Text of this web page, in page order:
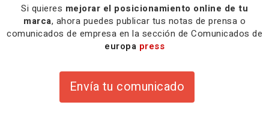
Si quieres mejorar el posicionamiento online de tu
marca, ahora puedes publicar tus notas de prensa o
comunicados de empresa en la sección de Comunicados de
europa press
Envía tu comunicado